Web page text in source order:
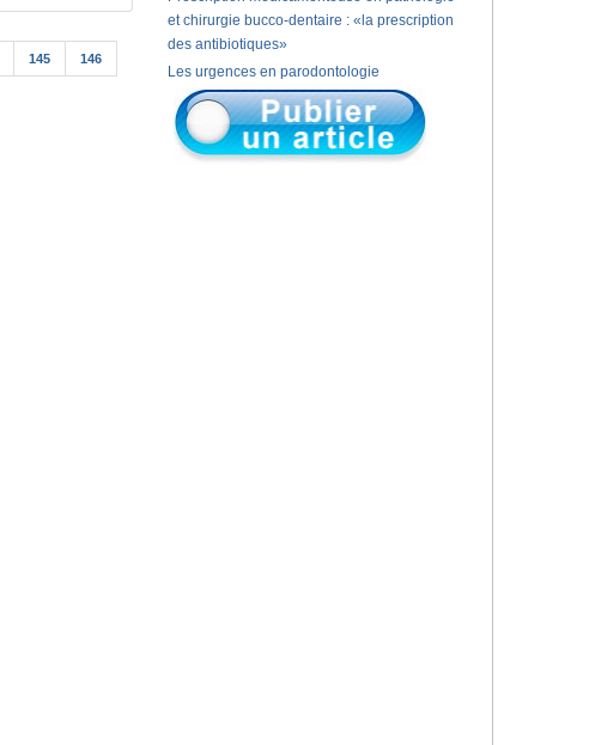
145 146
et chirurgie bucco-dentaire : «la prescription
des antibiotiques»
Les urgences en parodontologie